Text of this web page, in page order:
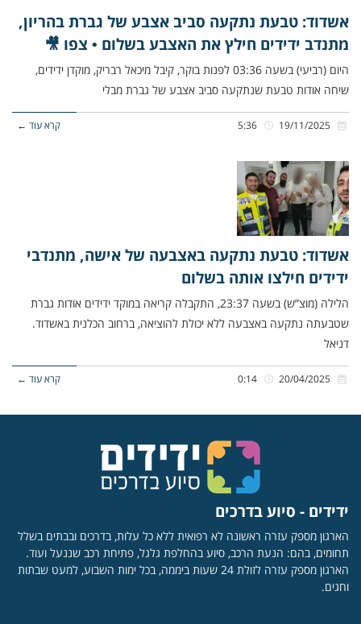
אשדוד: טבעת נתקעה סביב אצבע של גברת בהריון,
מתנדב ידידים חילץ את האצבע בשלום • צפו 🎥
היום (רביעי) בשעה 03:36 לפנות בוקר, קיבל מיכאל רבריק, מוקדן ידידים,
שיחה אודות טבעת שנתקעה סביב אצבע של גברת מבלי
קרא עוד ←
אשדוד: טבעת נתקעה באצבעה של אישה, מתנדבי
ידידים חילצו אותה בשלום
הלילה (מוצ”ש) בשעה 23:37, התקבלה קריאה במוקד ידידים אודות גברת
שטבעתה נתקעה באצבעה ללא יכולת להוציאה, ברחוב הכלנית באשדוד.
דניאל
קרא עוד ←
ידידים - סיוע בדרכים
הארגון מספק עזרה ראשונה לא רפואית ללא כל עלות, בדרכים ובבתים בשלל
תחומים, בהם: הנעת הרכב, סיוע בהחלפת גלגל, פתיחת רכב שננעל ועוד.
הארגון מספק עזרה לזולת 24 שעות ביממה, בכל ימות השבוע, למעט שבתות
וחגים.